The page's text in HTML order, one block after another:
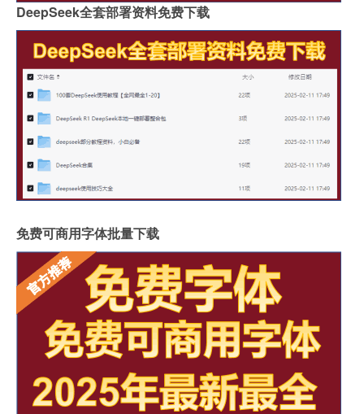
DeepSeek全套部署资料免费下载
免费可商用字体批量下载